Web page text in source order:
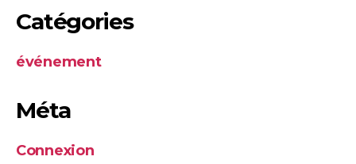
Catégories
événement
Méta
Connexion